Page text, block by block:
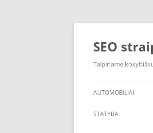
Skip
SEO
Talpiname
AUTOMOBILIAI
STATYBA